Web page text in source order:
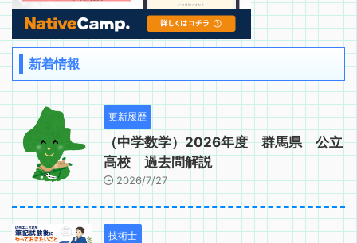
新着情報
更新履歴
（中学数学）2026年度 群馬県 公立
高校 過去問解説
2026/7/27
技術士